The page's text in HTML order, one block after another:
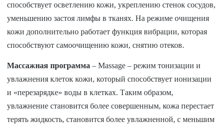
способствует осветлению кожи, укреплению стенок сосудов,
уменьшению застоя лимфы в тканях. На режиме очищения
кожи дополнительно работает функция вибрации, которая
способствуют самоочищению кожи, снятию отеков.
Массажная программа – Massage – режим тонизации и
увлажнения клеток кожи, который способствует ионизации
и «перезарядке» воды в клетках. Таким образом,
увлажнение становится более совершенным, кожа перестает
терять жидкость, становится более увлажненной, с меньшим